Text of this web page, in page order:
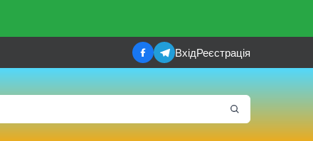
ВхідРеєстрація